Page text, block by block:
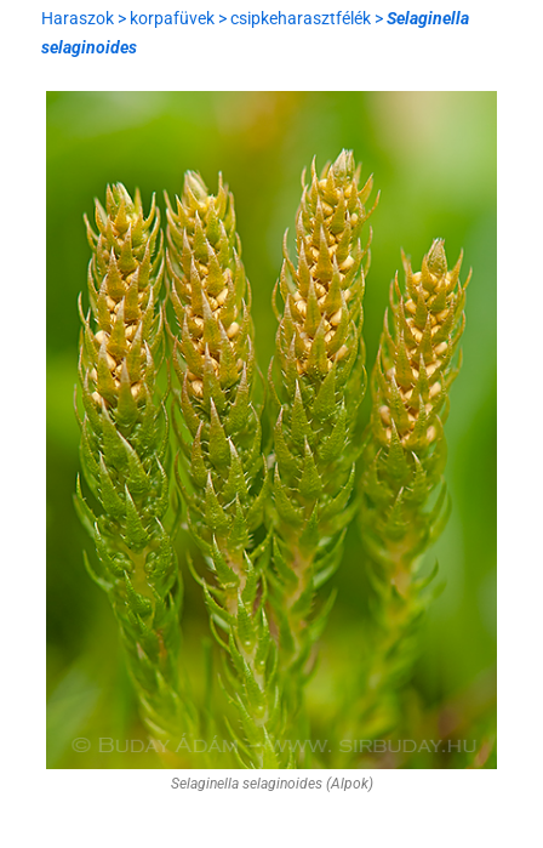
Haraszok > korpafüvek > csipkeharasztfélék >Selaginella
selaginoides
Selaginella selaginoides (Alpok)